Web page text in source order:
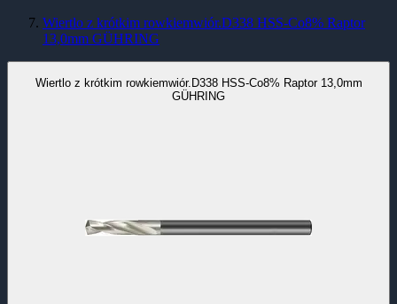
Wiertlo z krótkim rowkiemwiór.D338 HSS-Co8% Raptor
13,0mm GÜHRING
Wiertlo z krótkim rowkiemwiór.D338 HSS-Co8% Raptor 13,0mm
GÜHRING